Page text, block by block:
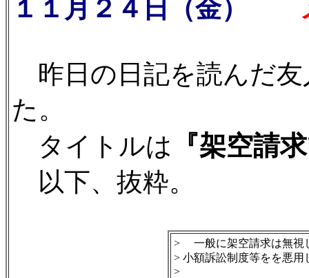
１１月２４日（金） メ
昨日の日記を読んだ友
た。
タイトルは
『架空請
以下、抜粋。
> 一般に架空請求は無視
> 小額訴訟制度等をを悪
>